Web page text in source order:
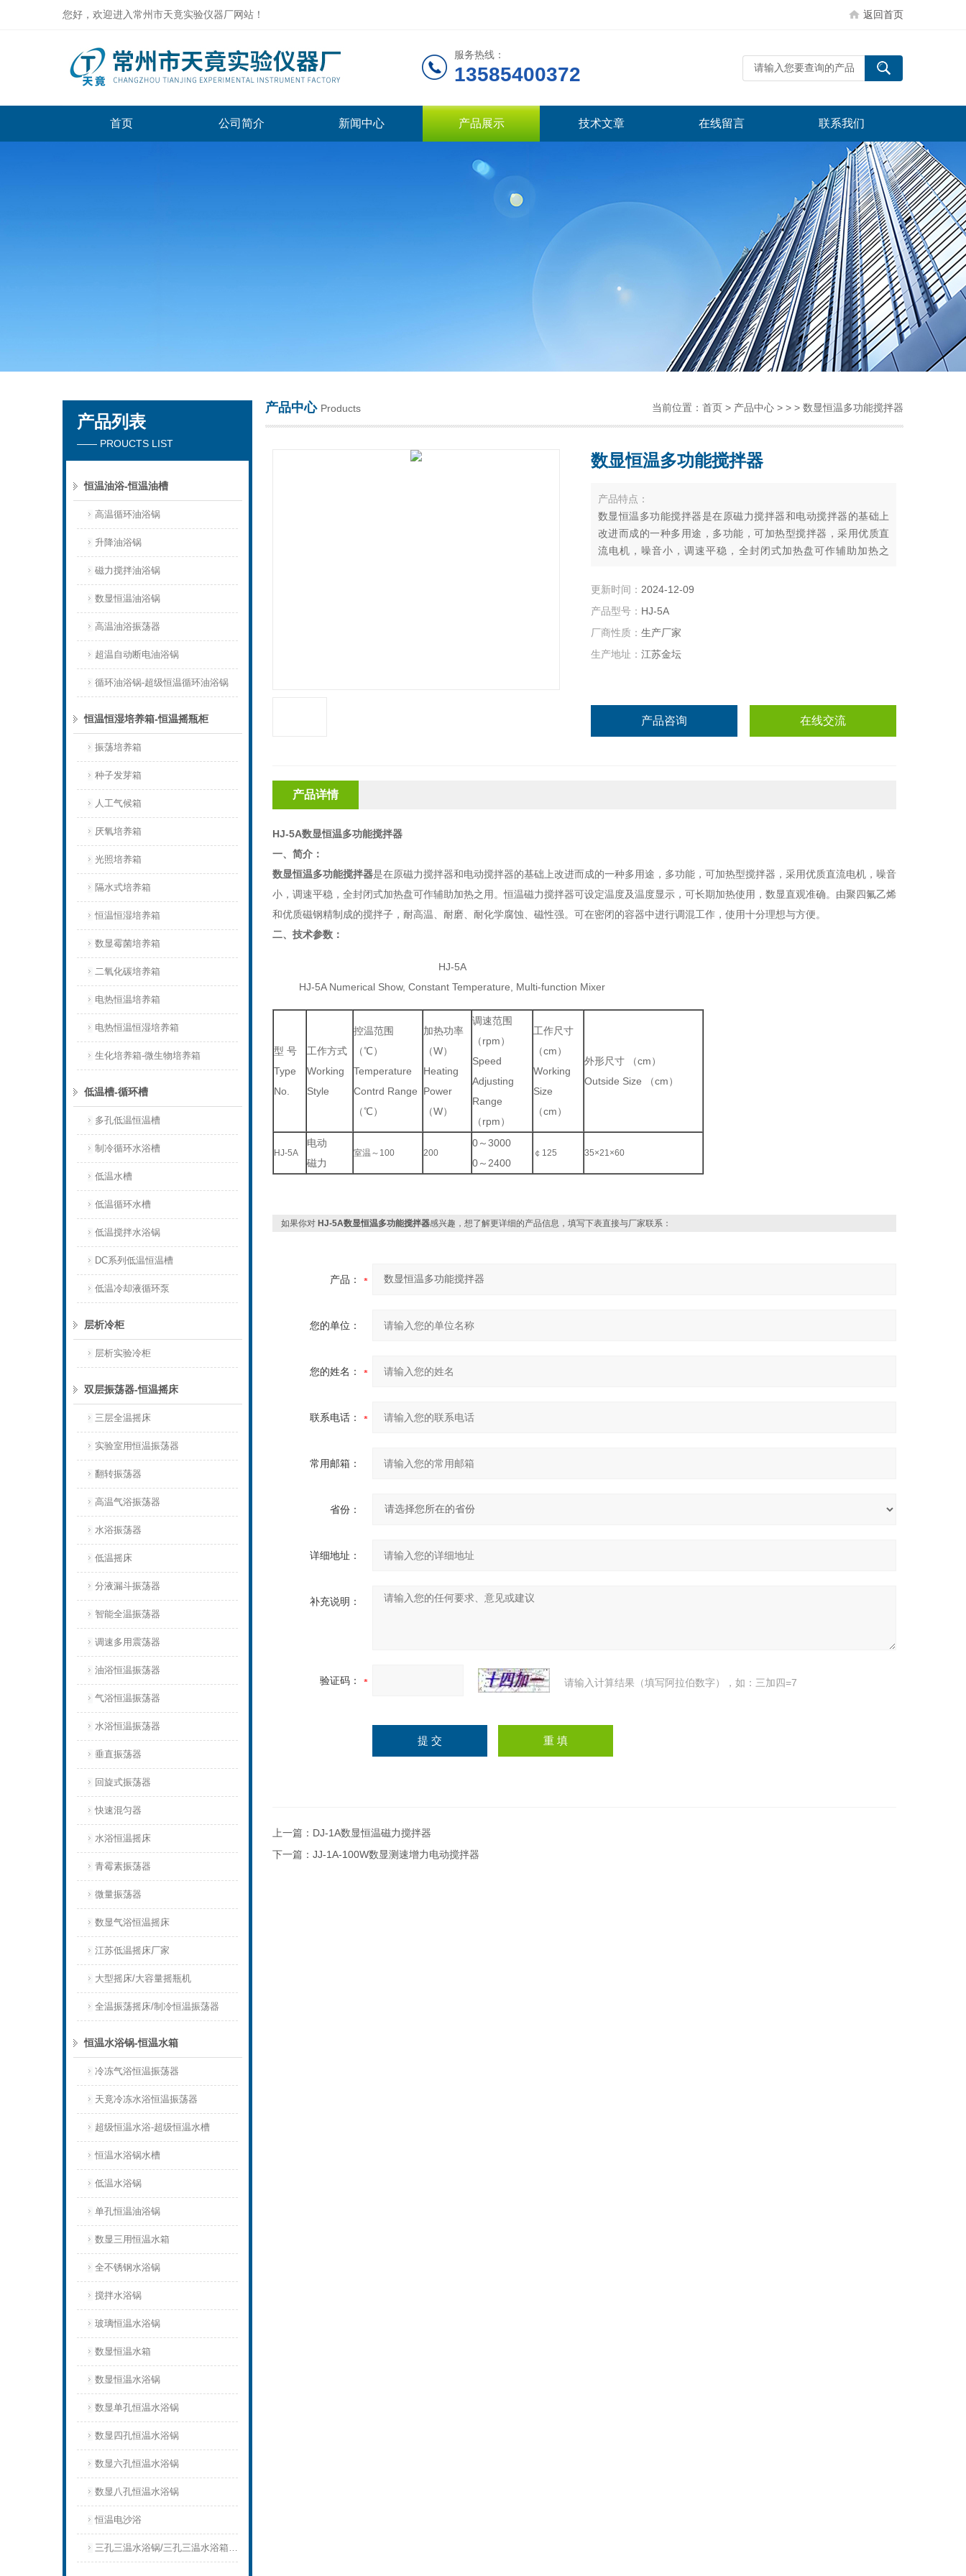
您好，欢迎进入常州市天竟实验仪器厂网站！ 返回首页
服务热线：
13585400372
首页 公司简介 新闻中心 产品展示 技术文章 在线留言 联系我们
产品列表
—— PROUCTS LIST
恒温油浴-恒温油槽
高温循环油浴锅
升降油浴锅
磁力搅拌油浴锅
数显恒温油浴锅
高温油浴振荡器
超温自动断电油浴锅
循环油浴锅-超级恒温循环油浴锅
恒温恒湿培养箱-恒温摇瓶柜
振荡培养箱
种子发芽箱
人工气候箱
厌氧培养箱
光照培养箱
隔水式培养箱
恒温恒湿培养箱
数显霉菌培养箱
二氧化碳培养箱
电热恒温培养箱
电热恒温恒湿培养箱
生化培养箱-微生物培养箱
低温槽-循环槽
多孔低温恒温槽
制冷循环水浴槽
低温水槽
低温循环水槽
低温搅拌水浴锅
DC系列低温恒温槽
低温冷却液循环泵
层析冷柜
层析实验冷柜
双层振荡器-恒温摇床
三层全温摇床
实验室用恒温振荡器
翻转振荡器
高温气浴振荡器
水浴振荡器
低温摇床
分液漏斗振荡器
智能全温振荡器
调速多用震荡器
油浴恒温振荡器
气浴恒温振荡器
水浴恒温振荡器
垂直振荡器
回旋式振荡器
快速混匀器
水浴恒温摇床
青霉素振荡器
微量振荡器
数显气浴恒温摇床
江苏低温摇床厂家
大型摇床/大容量摇瓶机
全温振荡摇床/制冷恒温振荡器
恒温水浴锅-恒温水箱
冷冻气浴恒温振荡器
天竟冷冻水浴恒温振荡器
超级恒温水浴-超级恒温水槽
恒温水浴锅水槽
低温水浴锅
单孔恒温油浴锅
数显三用恒温水箱
全不锈钢水浴锅
搅拌水浴锅
玻璃恒温水浴锅
数显恒温水箱
数显恒温水浴锅
数显单孔恒温水浴锅
数显四孔恒温水浴锅
数显六孔恒温水浴锅
数显八孔恒温水浴锅
恒温电沙浴
三孔三温水浴锅/三孔三温水浴箱三孔三温水浴槽
产品中心 Products 当前位置： 首页 > 产品中心 > > > 数显恒温多功能搅拌器
数显恒温多功能搅拌器
产品特点：
数显恒温多功能搅拌器是在原磁力搅拌器和电动搅拌器的基础上
改进而成的一种多用途，多功能，可加热型搅拌器，采用优质直
流电机，噪音小，调速平稳，全封闭式加热盘可作辅助加热之
数显直观准确。由聚四氟乙烯和优质磁钢精制成的搅拌子，耐高
作，使用十分理想与方便。
更新时间： 2024-12-09
产品型号： HJ-5A
厂商性质： 生产厂家
生产地址： 江苏金坛
产品咨询 在线交流
产品详情
HJ-5A数显恒温多功能搅拌器
一、简介：
数显恒温多功能搅拌器是在原磁力搅拌器和电动搅拌器的基础上改进而成的一种多用途，多功能，可加热型搅拌器，采用优质直流电机，噪音
小，调速平稳，全封闭式加热盘可作辅助加热之用。恒温磁力搅拌器可设定温度及温度显示，可长期加热使用，数显直观准确。由聚四氟乙烯
和优质磁钢精制成的搅拌子，耐高温、耐磨、耐化学腐蚀、磁性强。可在密闭的容器中进行调混工作，使用十分理想与方便。
二、技术参数：
HJ-5A
HJ-5A Numerical Show, Constant Temperature, Multi-function Mixer
型 号
Type
No.
工作方式
Working
Style
控温范围
（℃）
Temperature
Contrd Range
（℃）
加热功率
（W）
Heating
Power
（W）
调速范围
（rpm）
Speed
Adjusting
Range
（rpm）
工作尺寸
（cm）
Working
Size
（cm）
外形尺寸 （cm）
Outside Size （cm）
HJ-5A
电动
磁力
室温～100 200
0～3000
0～2400
￠125 35×21×60
如果你对 HJ-5A数显恒温多功能搅拌器感兴趣，想了解更详细的产品信息，填写下表直接与厂家联系：
产品：
您的单位：
您的姓名：
联系电话：
常用邮箱：
省份：
详细地址：
补充说明：
验证码： 请输入计算结果（填写阿拉伯数字），如：三加四=7
上一篇： DJ-1A数显恒温磁力搅拌器
下一篇： JJ-1A-100W数显测速增力电动搅拌器